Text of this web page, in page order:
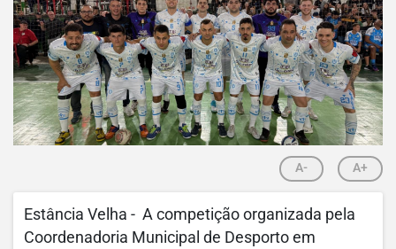
A- A+
Estância Velha - A competição organizada pela
Coordenadoria Municipal de Desporto em